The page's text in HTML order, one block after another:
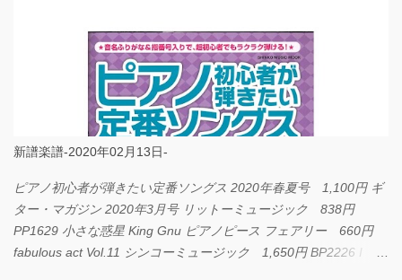
新譜楽譜-2020年02月13日-
ピアノ初心者が弾きたい定番ソングス 2020年春夏号 1,100円 ギ
ター・マガジン 2020年3月号 リットーミュージック 838円
PP1629 小さな惑星 King Gnu ピアノピース フェアリー 660円
fabulous act Vol.11 シンコーミュージック 1,650円 BP2226 I